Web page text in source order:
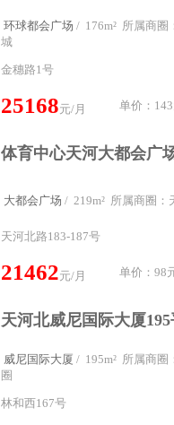
环球都会广场 / 176m² 所属商圈
城
金穗路1号
25168元/月 单价：143
大都会广场 / 219m² 所属商圈：
天河北路183-187号
21462元/月 单价：98
威尼国际大厦 / 195m² 所属商圈
圈
林和西167号